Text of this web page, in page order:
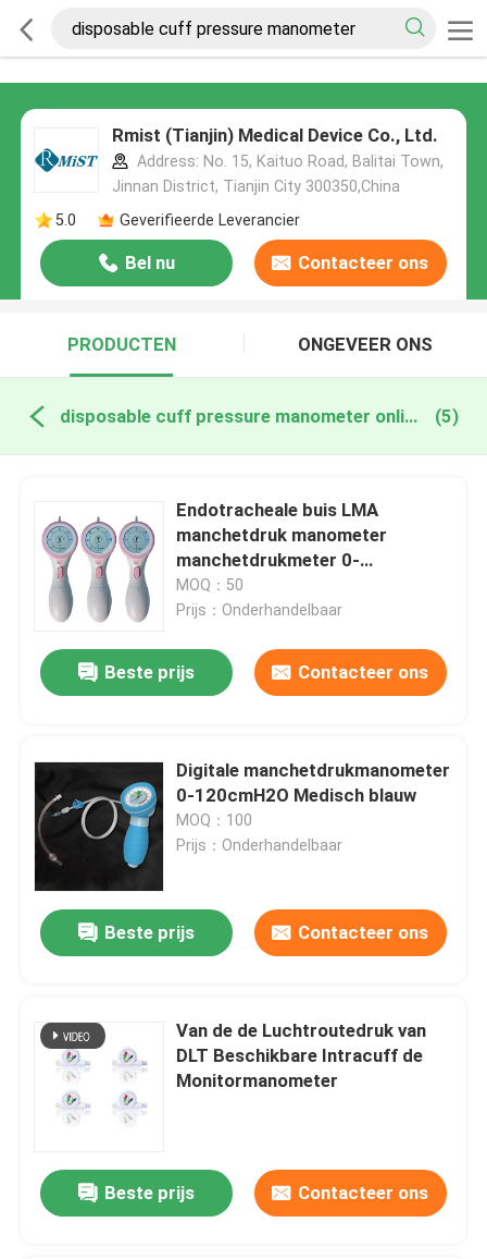
Rmist (Tianjin) Medical Device Co., Ltd.
Address: No. 15, Kaituo Road, Balitai Town,
Jinnan District, Tianjin City 300350,China
5.0
Geverifieerde Leverancier
Bel nu Contacteer ons
PRODUCTEN ONGEVEER ONS
disposable cuff pressure manometer online fabricage (5)
Endotracheale buis LMA
manchetdruk manometer
manchetdrukmeter 0-
120cmH2O
MOQ：50
Prijs：Onderhandelbaar
Beste prijs Contacteer ons
Digitale manchetdrukmanometer
0-120cmH2O Medisch blauw
MOQ：100
Prijs：Onderhandelbaar
Beste prijs Contacteer ons
Van de de Luchtroutedruk van
DLT Beschikbare Intracuff de
Monitormanometer
Beste prijs Contacteer ons